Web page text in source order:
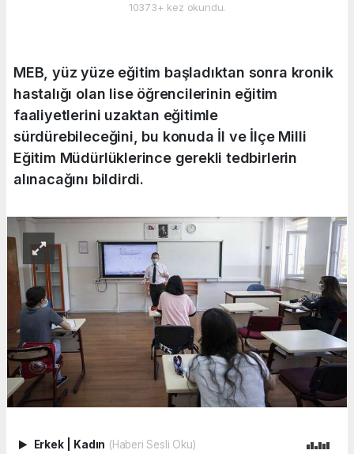
10373+ kez okundu.
MEB, yüz yüze eğitim başladıktan sonra kronik
hastalığı olan lise öğrencilerinin eğitim
faaliyetlerini uzaktan eğitimle
sürdürebileceğini, bu konuda İl ve İlçe Milli
Eğitim Müdürlüklerince gerekli tedbirlerin
alınacağını bildirdi.
Erkek Kadın (Haberi Sesli Oku)